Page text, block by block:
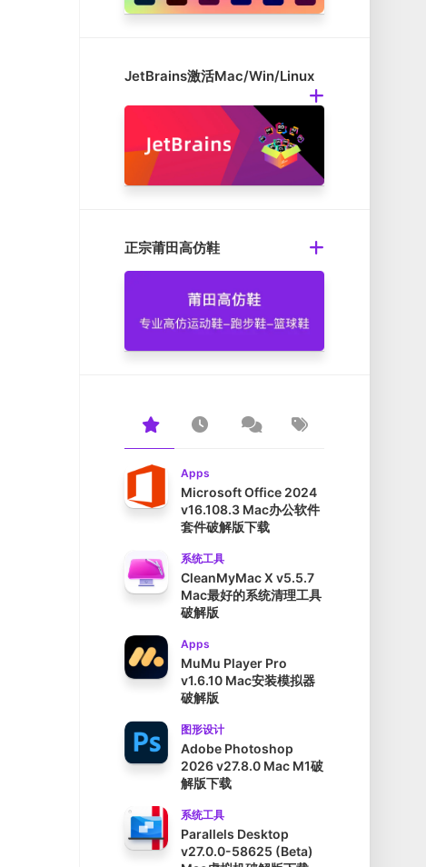
JetBrains激活Mac/Win/Linux
正宗莆田高仿鞋
Apps
Microsoft Office 2024
v16.108.3 Mac办公软件
套件破解版下载
系统工具
CleanMyMac X v5.5.7
Mac最好的系统清理工具
破解版
Apps
MuMu Player Pro
v1.6.10 Mac安装模拟器
破解版
图形设计
Adobe Photoshop
2026 v27.8.0 Mac M1破
解版下载
系统工具
Parallels Desktop
v27.0.0-58625 (Beta)